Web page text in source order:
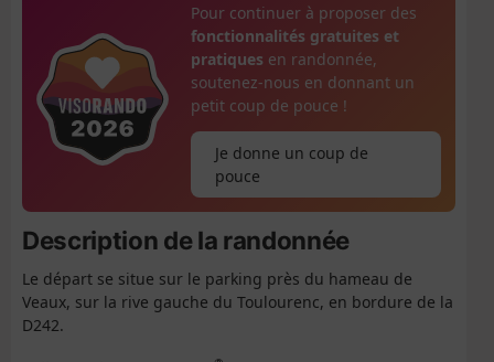
Pour continuer à proposer des
fonctionnalités gratuites et
pratiques en randonnée,
soutenez-nous en donnant un
petit coup de pouce !
Je donne un coup de
pouce
Description de la randonnée
Le départ se situe sur le parking près du hameau de
Veaux, sur la rive gauche du Toulourenc, en bordure de la
D242.